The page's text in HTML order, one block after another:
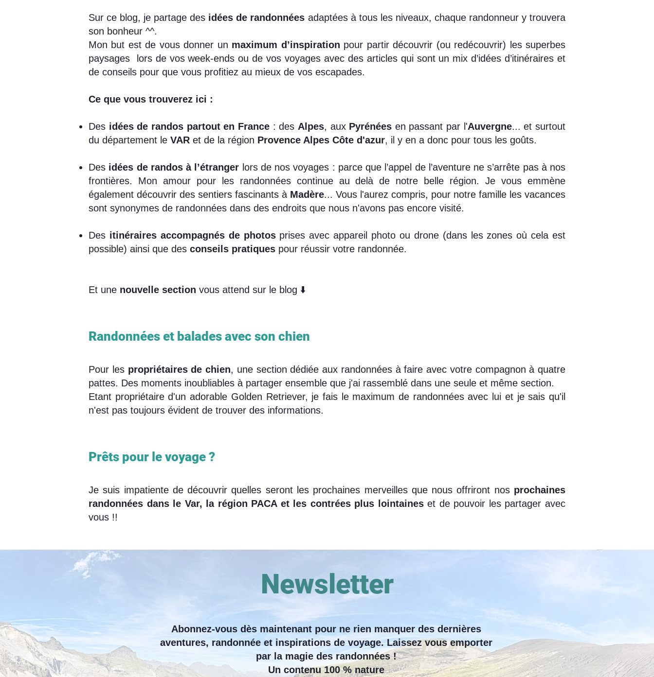
Sur ce blog, je partage des idées de randonnées adaptées à tous les niveaux, chaque randonneur y trouvera
son bonheur ^^.
Mon but est de vous donner un maximum d’inspiration pour partir découvrir (ou redécouvrir) les superbes
paysages lors de vos week-ends ou de vos voyages avec des articles qui sont un mix d’idées d’itinéraires et
de conseils pour que vous profitiez au mieux de vos escapades.
Ce que vous trouverez ici :
​Des idées de randos partout en France: des Alpes, aux Pyrénées en passant par l'Auvergne... et surtout
du département le VAR et de la région Provence Alpes Côte d'azur, il y en a donc pour tous les goûts.
Des idées de randos à l’étranger lors de nos voyages : parce que l’appel de l’aventure ne s’arrête pas à nos
frontières. Mon amour pour les randonnées continue au delà de notre belle région. Je vous emmène
également découvrir des sentiers fascinants à Madère... Vous l'aurez compris, pour notre famille les vacances
sont synonymes de randonnées dans des endroits que nous n'avons pas encore visité.
Des itinéraires accompagnés de photosprises avec appareil photo ou drone (dans les zones où cela est
possible) ainsi que des conseils pratiques pour réussir votre randonnée.
Et une nouvelle section vous attend sur le blog ⬇️
Randonnées et balades avec son chien
Pour les propriétaires de chien, une section dédiée aux randonnées à faire avec votre compagnon à quatre
pattes. Des moments inoubliables à partager ensemble que j'ai rassemblé dans une seule et même section.
Etant propriétaire d'un adorable Golden Retriever, je fais le maximum de randonnées avec lui et je sais qu'il
n'est pas toujours évident de trouver des informations.
Prêts pour le voyage ?
Je suis impatiente de découvrir quelles seront les prochaines merveilles que nous offriront nos prochaines
randonnées dans le Var, la région PACA et les contrées plus lointaineset de pouvoir les partager avec
vous !!
Newsletter
Abonnez-vous dès maintenant pour ne rien manquer des dernières
aventures, randonnée et inspirations de voyage. Laissez vous emporter
par la magie des randonnées !
Un contenu 100 % nature